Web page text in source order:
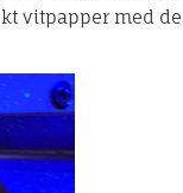
vitpapper med